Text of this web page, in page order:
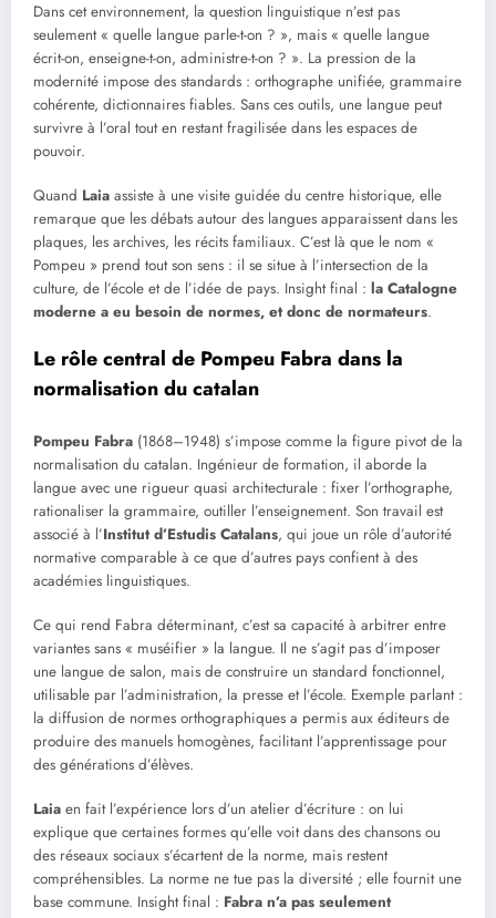
Dans cet environnement, la question linguistique n’est pas
seulement « quelle langue parle-t-on ? », mais « quelle langue
écrit-on, enseigne-t-on, administre-t-on ? ». La pression de la
modernité impose des standards : orthographe unifiée, grammaire
cohérente, dictionnaires fiables. Sans ces outils, une langue peut
survivre à l’oral tout en restant fragilisée dans les espaces de
pouvoir.
Quand Laia assiste à une visite guidée du centre historique, elle
remarque que les débats autour des langues apparaissent dans les
plaques, les archives, les récits familiaux. C’est là que le nom «
Pompeu » prend tout son sens : il se situe à l’intersection de la
culture, de l’école et de l’idée de pays. Insight final : la Catalogne
moderne a eu besoin de normes, et donc de normateurs.
Le rôle central de Pompeu Fabra dans la
normalisation du catalan
Pompeu Fabra (1868–1948) s’impose comme la figure pivot de la
normalisation du catalan. Ingénieur de formation, il aborde la
langue avec une rigueur quasi architecturale : fixer l’orthographe,
rationaliser la grammaire, outiller l’enseignement. Son travail est
associé à l’Institut d’Estudis Catalans, qui joue un rôle d’autorité
normative comparable à ce que d’autres pays confient à des
académies linguistiques.
Ce qui rend Fabra déterminant, c’est sa capacité à arbitrer entre
variantes sans « muséifier » la langue. Il ne s’agit pas d’imposer
une langue de salon, mais de construire un standard fonctionnel,
utilisable par l’administration, la presse et l’école. Exemple parlant :
la diffusion de normes orthographiques a permis aux éditeurs de
produire des manuels homogènes, facilitant l’apprentissage pour
des générations d’élèves.
Laia en fait l’expérience lors d’un atelier d’écriture : on lui
explique que certaines formes qu’elle voit dans des chansons ou
des réseaux sociaux s’écartent de la norme, mais restent
compréhensibles. La norme ne tue pas la diversité ; elle fournit une
base commune. Insight final : Fabra n’a pas seulement